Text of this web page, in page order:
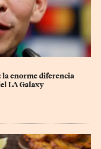
la enorme diferencia
LA Galaxy